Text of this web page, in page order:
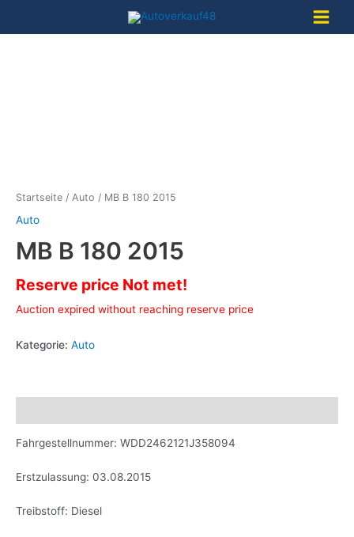
Main
Startseite / Auto / MB B 180 2015
Auto
MB B 180 2015
Reserve price Not met!
Auction expired without reaching reserve price
Kategorie: Auto
Fahrgestellnummer: WDD2462121J358094
Erstzulassung: 03.08.2015
Treibstoff: Diesel